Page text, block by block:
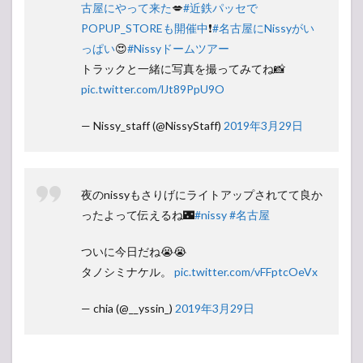
Anniversary”
BEST DOME
TOUR ツアー
古屋にやって来た💋#近鉄パッセで
POPUP_STOREも開催中❗️#名古屋にNissyがい
っぱい😍#Nissyドームツアー
トラックと一緒に写真を撮ってみてね📸
pic.twitter.com/lJt89PpU9O
— Nissy_staff (@NissyStaff) 2019年3月29日
夜のnissyもさりげにライトアップされてて良か
ったよって伝えるね🌃#nissy#名古屋
ついに今日だね😭😭
タノシミナケル。 pic.twitter.com/vFFptcOeVx
— chia (@__yssin_) 2019年3月29日